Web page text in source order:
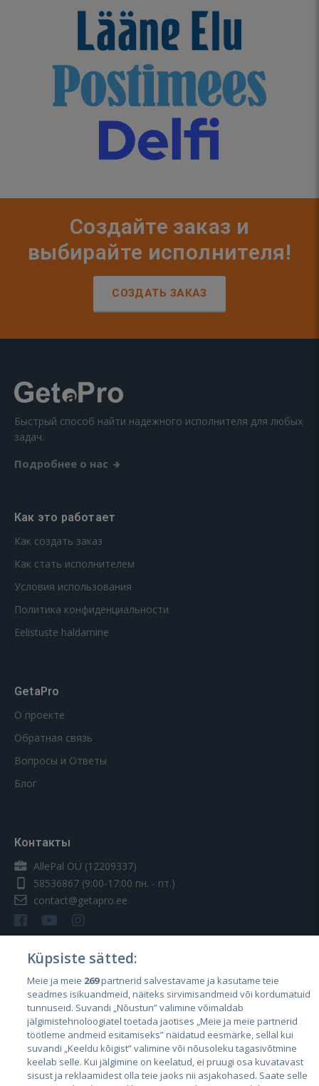
Создайте заказ и
выбирайте исполнителя!
СОЗДАТЬ ЗАКАЗ
Быстрый способ найти надежного исполнителя для любых
задач.
Подробнее о нас
Как это работает
Как создать заказ
Как стать исполнителем
Условия использования
Политика конфиденциальности
Eelistuste haldamine
GetaPro
О проекте
Обратная связь
Вопросы и Ответы
Блог
Контакты
AllePal OÜ (12209337)
58536867 (9:00-17:00 пн. - пт.)
contact@getapro.ee
Страны
Эстония
Латвия
Литва
Küpsiste sätted:
Meie ja meie 269partnerid salvestavame ja kasutame teie
seadmes isikuandmeid, näiteks sirvimisandmeid või kordumatuid
tunnuseid. Suvandi „Nõustun” valimine võimaldab
jälgimistehnoloogiatel toetada jaotises „Meie ja meie partnerid
töötleme andmeid esitamiseks” näidatud eesmärke, sellal kui
suvandi „Keeldu kõigist” valimine või nõusoleku tagasivõtmine
keelab selle. Kui jälgimine on keelatud, ei pruugi osa kuvatavast
sisust ja reklaamidest olla teie jaoks nii asjakohased. Saate selle